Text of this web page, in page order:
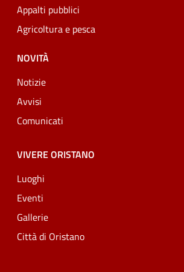
Appalti pubblici
Agricoltura e pesca
NOVITÀ
Notizie
Avvisi
Comunicati
VIVERE ORISTANO
Luoghi
Eventi
Gallerie
Città di Oristano